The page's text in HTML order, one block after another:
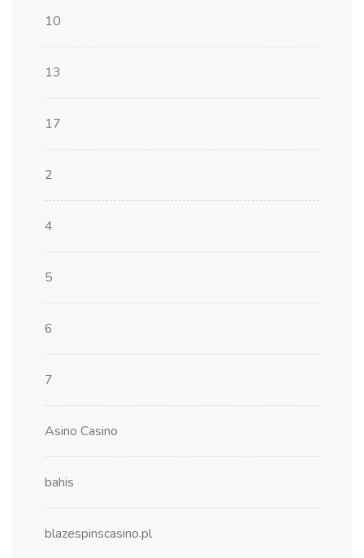
10
13
17
2
4
5
6
7
Asino Casino
bahis
blazespinscasino.pl